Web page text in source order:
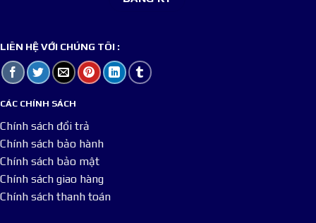
LIÊN HỆ VỚI CHÚNG TÔI :
CÁC CHÍNH SÁCH
Chính sách đổi trả
Chính sách bảo hành
Chính sách bảo mật
Chính sách giao hàng
Chính sách thanh toán